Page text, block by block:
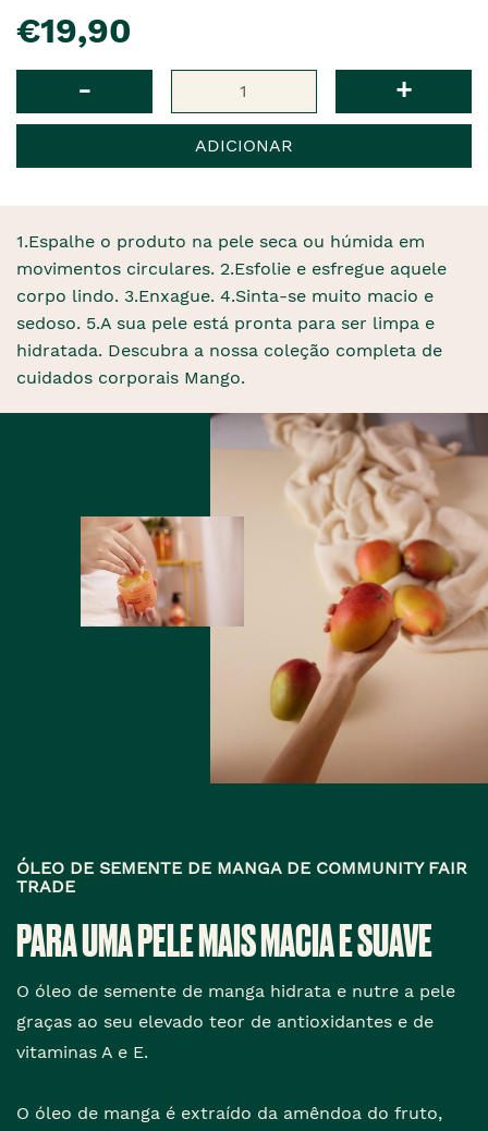
€19,90
- +
ADICIONAR
1.Espalhe o produto na pele seca ou húmida em
movimentos circulares. 2.Esfolie e esfregue aquele
corpo lindo. 3.Enxague. 4.Sinta-se muito macio e
sedoso. 5.A sua pele está pronta para ser limpa e
hidratada. Descubra a nossa coleção completa de
cuidados corporais Mango.
ÓLEO DE SEMENTE DE MANGA DE COMMUNITY FAIR
TRADE
PARA UMA PELE MAIS MACIA E SUAVE
O óleo de semente de manga hidrata e nutre a pele
graças ao seu elevado teor de antioxidantes e de
vitaminas A e E.
O óleo de manga é extraído da amêndoa do fruto,